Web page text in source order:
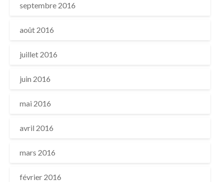
septembre 2016
août 2016
juillet 2016
juin 2016
mai 2016
avril 2016
mars 2016
février 2016